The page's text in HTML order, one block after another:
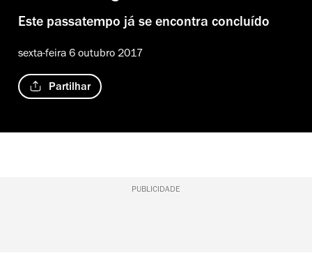
Este passatempo já se encontra concluído
sexta-feira 6 outubro 2017
Partilhar
PUBLICIDADE